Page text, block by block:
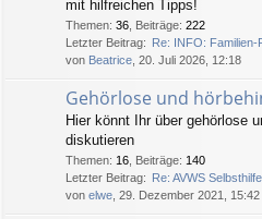
mit hilfreichen Tipps!
Themen: 36 Beiträge: 222
Letzter Beitrag: Re: INFO: Familien-
von Beatrice , 20. Juli 2026, 12:18
Gehörlose und
Hier könnt Ihr über gehörlose
diskutieren
Themen: 16 Beiträge: 140
Letzter Beitrag: Re: AVWS
von elwe , 29. Dezember 2021, 15:42